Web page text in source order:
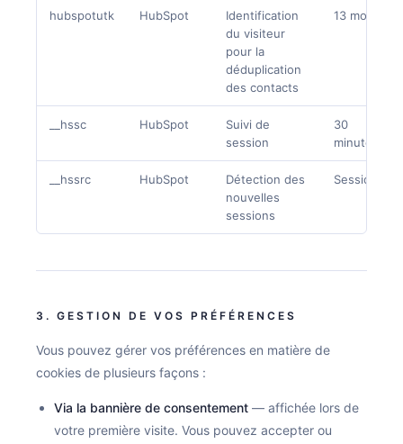
hubspotutk HubSpot
Identification
du visiteur
pour la
déduplication
des contacts
13 mois
__hssc HubSpot
Suivi de
session
30
minutes
__hssrc HubSpot
Détection des
nouvelles
sessions
Session
3. GESTION DE VOS PRÉFÉRENCES
Vous pouvez gérer vos préférences en matière de
cookies de plusieurs façons :
Via la bannière de consentement — affichée lors de
votre première visite. Vous pouvez accepter ou